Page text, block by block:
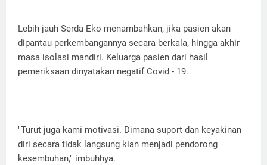
Lebih jauh Serda Eko menambahkan, jika pasien akan
dipantau perkembangannya secara berkala, hingga akhir
masa isolasi mandiri. Keluarga pasien dari hasil
pemeriksaan dinyatakan negatif Covid - 19.
"Turut juga kami motivasi. Dimana suport dan keyakinan
diri secara tidak langsung kian menjadi pendorong
kesembuhan," imbuhhya.